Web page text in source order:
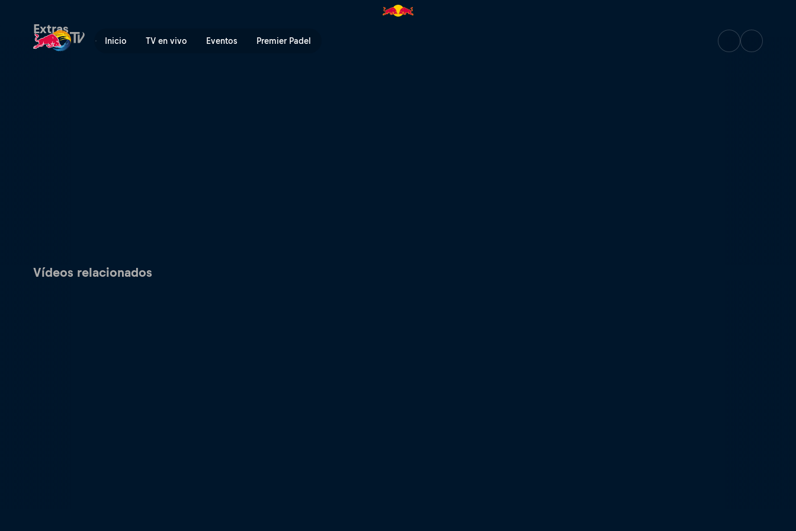
Inicio TV en vivo Eventos Premier Padel
Extras
Vídeos relacionados